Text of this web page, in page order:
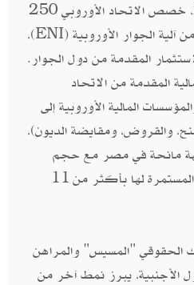
وفي عامي 2015 و2016، خصص الاتحاد الأوروبي 250
مليون يورو لمصر من كل من آلية الجوار الأوروبية (ENI)،
المقدمة من دول الجوار.
المقدمة من الاتحاد
المالية الأوروبية إلى
والقروض، ومقايضة الديون)،
مانحة في مصر مع حجم
المساعدات المالية الأوروبية المستمرة لها بأكثر من 11
الحقوقي "المسيس" والمراهن
الأجنبية، يبرز نمط آخر من